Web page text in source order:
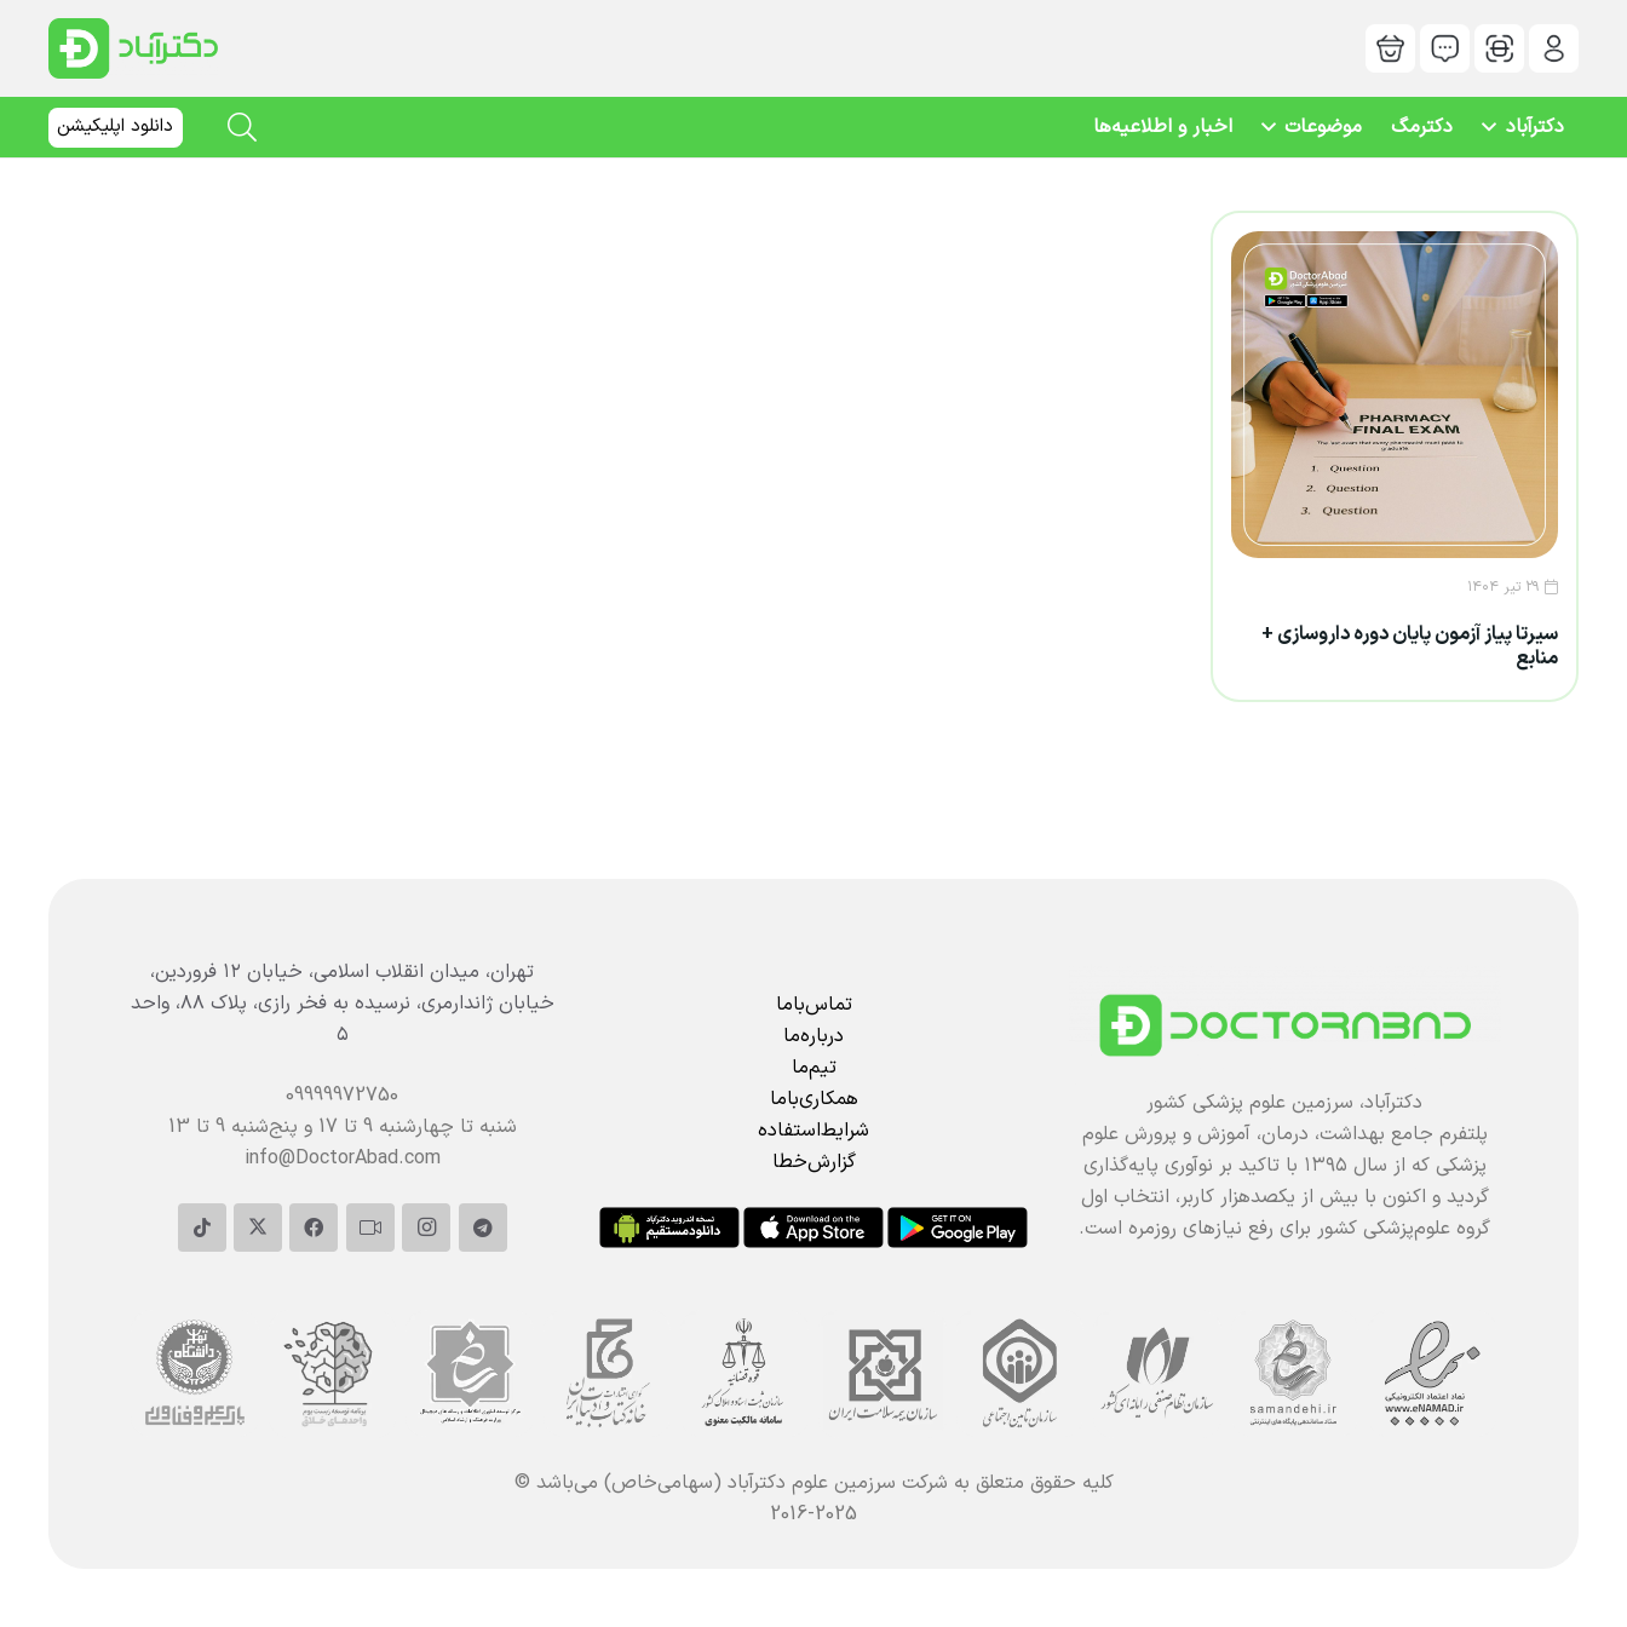
دکترآباد دکترمگ موضوعات اخبار و اطلاعیه‌ها دانلود اپلیکیشن
۲۹ تیر ۱۴۰۴
سیرتا پیاز آزمون پایان دوره داروسازی +
منابع
دکترآباد، سرزمین علوم پزشکی کشور
پلتفرم جامع بهداشت، درمان، آموزش و پرورش علوم
پزشکی که از سال ۱۳۹۵ با تاکید بر نوآوری پایه‌گذاری
گردید و اکنون با بیش از یکصدهزار کاربر، انتخاب اول
گروه علوم‌پزشکی کشور برای رفع نیازهای روزمره است.
تماس‌باما
درباره‌ما
تیم‌ما
همکاری‌باما
شرایط‌استفاده
گزارش‌خطا
تهران، میدان انقلاب اسلامی، خیابان ۱۲ فروردین،
خیابان ژاندارمری، نرسیده به فخر رازی، پلاک ۸۸، واحد
۵
09999972750
شنبه تا چهارشنبه 9 تا 17 و پنج‌شنبه‌ 9 تا 13
info@DoctorAbad.com
کلیه حقوق متعلق به شرکت سرزمین علوم دکترآباد (سهامی‌خاص) می‌باشد ©
2016-2025